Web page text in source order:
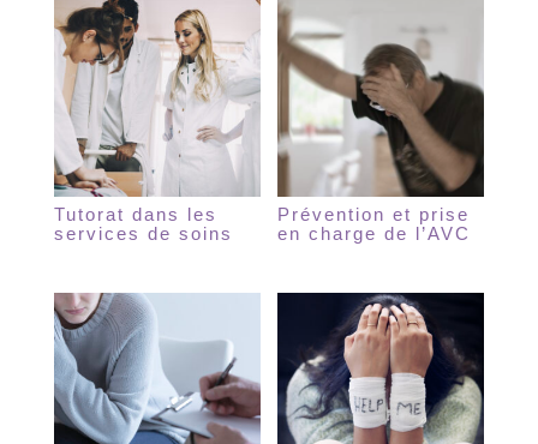
Tutorat dans les
services de soins
Prévention et prise
en charge de l’AVC